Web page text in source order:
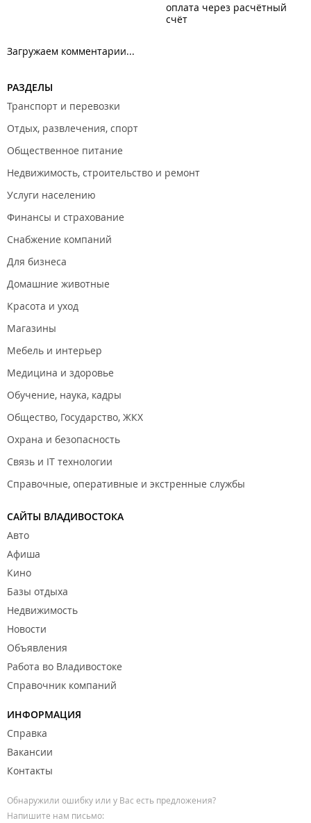
оплата через расчётный
счёт
Загружаем комментарии...
РАЗДЕЛЫ
Транспорт и перевозки
Отдых, развлечения, спорт
Общественное питание
Недвижимость, строительство и ремонт
Услуги населению
Финансы и страхование
Снабжение компаний
Для бизнеса
Домашние животные
Красота и уход
Магазины
Мебель и интерьер
Медицина и здоровье
Обучение, наука, кадры
Общество, Государство, ЖКХ
Охрана и безопасность
Связь и IT технологии
Справочные, оперативные и экстренные службы
САЙТЫ ВЛАДИВОСТОКА
Авто
Афиша
Кино
Базы отдыха
Недвижимость
Новости
Объявления
Работа во Владивостоке
Справочник компаний
ИНФОРМАЦИЯ
Справка
Вакансии
Контакты
Обнаружили ошибку или у Вас есть предложения?
Напишите нам письмо: